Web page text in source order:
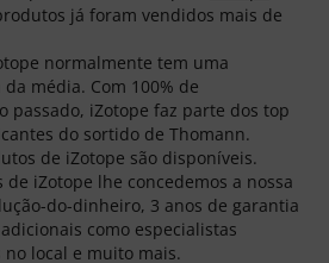
já foram vendidos mais de
normalmente tem uma
média. Com 100% de
passado, iZotope faz parte dos top
do sortido de Thomann.
de iZotope são disponíveis.
iZotope lhe concedemos a nossa
do-dinheiro, 3 anos de garantia
como especialistas
local e muito mais.